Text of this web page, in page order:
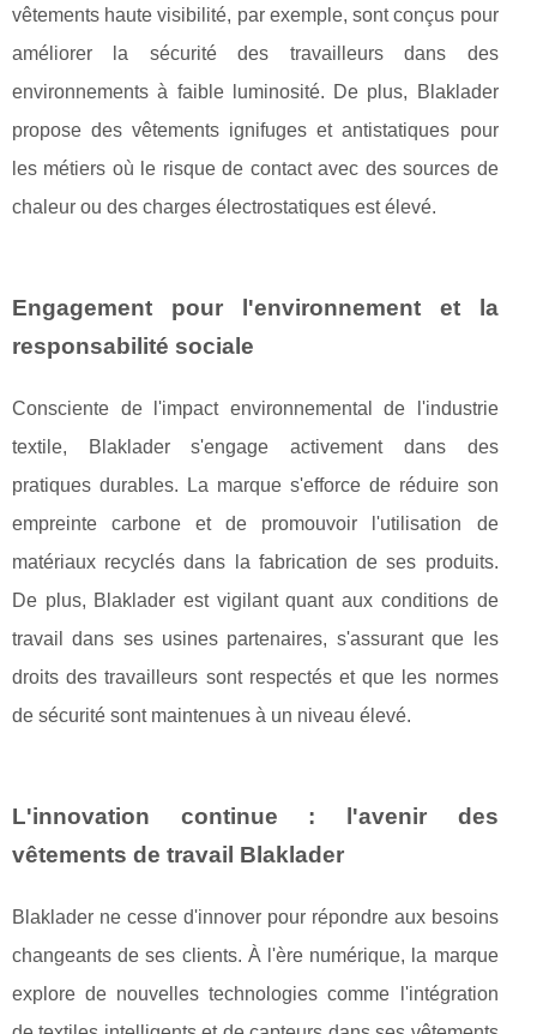
vêtements haute visibilité, par exemple, sont conçus pour
améliorer la sécurité des travailleurs dans des
environnements à faible luminosité. De plus, Blaklader
propose des vêtements ignifuges et antistatiques pour
les métiers où le risque de contact avec des sources de
chaleur ou des charges électrostatiques est élevé.
Engagement pour l'environnement et la
responsabilité sociale
Consciente de l'impact environnemental de l'industrie
textile, Blaklader s'engage activement dans des
pratiques durables. La marque s'efforce de réduire son
empreinte carbone et de promouvoir l'utilisation de
matériaux recyclés dans la fabrication de ses produits.
De plus, Blaklader est vigilant quant aux conditions de
travail dans ses usines partenaires, s'assurant que les
droits des travailleurs sont respectés et que les normes
de sécurité sont maintenues à un niveau élevé.
L'innovation continue : l'avenir des
vêtements de travail Blaklader
Blaklader ne cesse d'innover pour répondre aux besoins
changeants de ses clients. À l'ère numérique, la marque
explore de nouvelles technologies comme l'intégration